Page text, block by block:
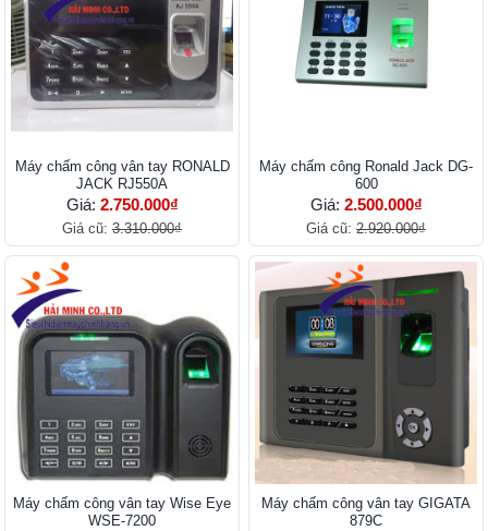
Máy chấm công vân tay RONALD
JACK RJ550A
Giá: 2.750.000₫
Giá cũ: 3.310.000₫
Máy chấm công Ronald Jack DG-
600
Giá: 2.500.000₫
Giá cũ: 2.920.000₫
Máy chấm công vân tay Wise Eye
WSE-7200
Máy chấm công vân tay GIGATA
879C